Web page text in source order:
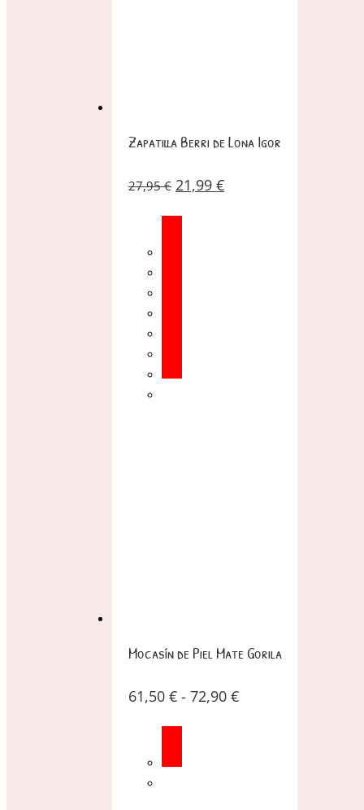
Zapatilla Berri de Lona Igor
27,95€ 21,99 €
Mocasín de Piel Mate Gorila
61,50 € - 72,90 €